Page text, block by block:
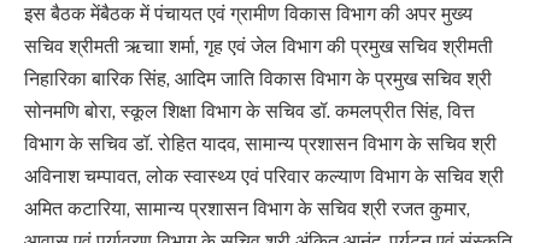
इस बैठक मेंबैठक में पंचायत एवं ग्रामीण विकास विभाग की अपर मुख्य
सचिव श्रीमती ऋचाा शर्मा, गृह एवं जेल विभाग की प्रमुख सचिव श्रीमती
निहारिका बारिक सिंह, आदिम जाति विकास विभाग के प्रमुख सचिव श्री
सोनमणि बोरा, स्कूल शिक्षा विभाग के सचिव डॉ. कमलप्रीत सिंह, वित्त
विभाग के सचिव डॉ. रोहित यादव, सामान्य प्रशासन विभाग के सचिव श्री
अविनाश चम्पावत, लोक स्वास्थ्य एवं परिवार कल्याण विभाग के सचिव श्री
अमित कटारिया, सामान्य प्रशासन विभाग के सचिव श्री रजत कुमार,